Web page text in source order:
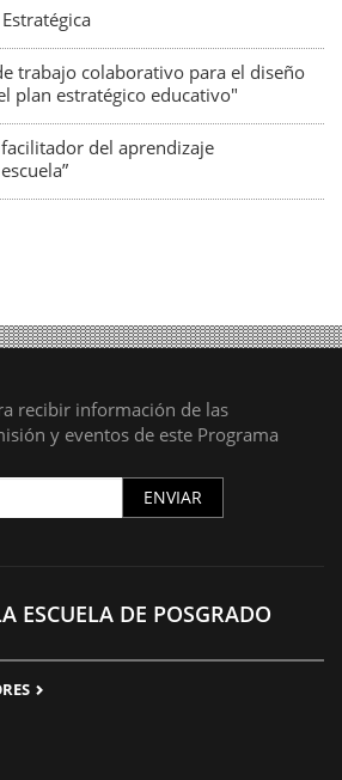
trabajo colaborativo para el diseño
plan estratégico educativo"
facilitador del aprendizaje
recibir información de las
y eventos de este Programa
ENVIAR
ESCUELA DE POSGRADO